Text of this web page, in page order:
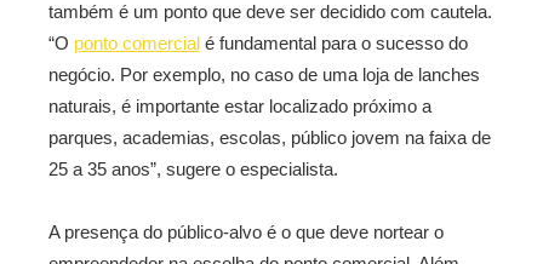
também é um ponto que deve ser decidido com cautela.
“O ponto comercial é fundamental para o sucesso do
negócio. Por exemplo, no caso de uma loja de lanches
naturais, é importante estar localizado próximo a
parques, academias, escolas, público jovem na faixa de
25 a 35 anos”, sugere o especialista.
A presença do público-alvo é o que deve nortear o